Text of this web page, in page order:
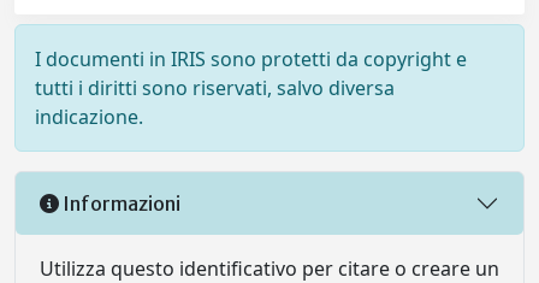
I documenti in IRIS sono protetti da copyright e
tutti i diritti sono riservati, salvo diversa
indicazione.
Informazioni
Utilizza questo identificativo per citare o creare un